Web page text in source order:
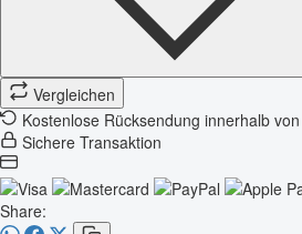
Vergleichen
Kostenlose Rücksendung innerhalb
Sichere Transaktion
Share: